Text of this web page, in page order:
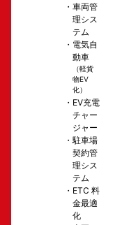
車両管
理シス
テム
電気自
動車
（軽貨
物EV
化）
EV充電
チャー
ジャー
駐車場
契約管
理シス
テム
ETC 料
金最適
化